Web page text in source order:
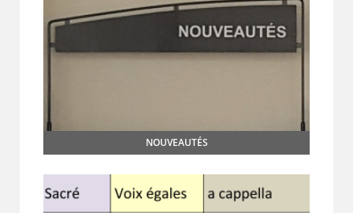
NOUVEAUTÉS